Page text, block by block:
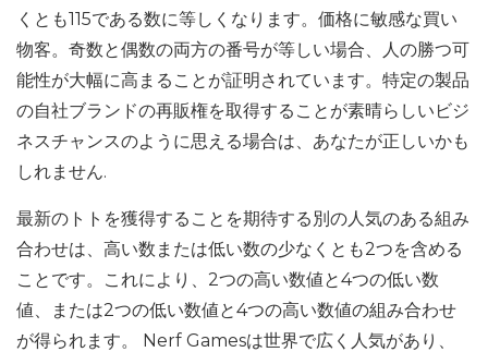
くとも115である数に等しくなります。価格に敏感な買い
物客。奇数と偶数の両方の番号が等しい場合、人の勝つ可
能性が大幅に高まることが証明されています。特定の製品
の自社ブランドの再販権を取得することが素晴らしいビジ
ネスチャンスのように思える場合は、あなたが正しいかも
しれません.
最新のトトを獲得することを期待する別の人気のある組み
合わせは、高い数または低い数の少なくとも2つを含める
ことです。これにより、2つの高い数値と4つの低い数
値、または2つの低い数値と4つの高い数値の組み合わせ
が得られます。 Nerf Gamesは世界で広く人気があり、